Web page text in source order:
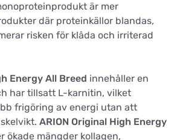
är mer
där proteinkällor blandas,
risken för klåda och irriterad
Energy All Breed innehåller en
har tillsatt L-karnitin, vilket
frigöring av energi utan att
ARION Original High Energy
ökade mängder kollagen,